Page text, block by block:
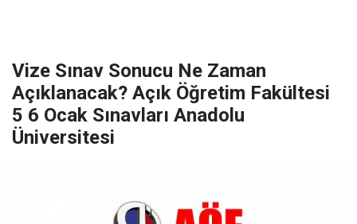
Vize Sınav Sonucu Ne Zaman
Açıklanacak? Açık Öğretim Fakültesi
5 6 Ocak Sınavları Anadolu
Üniversitesi